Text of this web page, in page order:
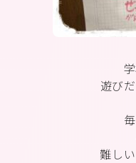
遊び
難し